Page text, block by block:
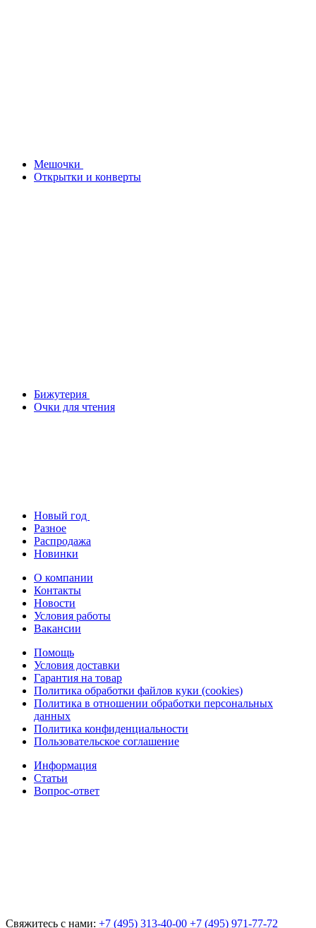
Мешочки
Открытки и конверты
Бижутерия
Очки для чтения
Новый год
Разное
Распродажа
Новинки
О компании
Контакты
Новости
Условия работы
Вакансии
Помощь
Условия доставки
Гарантия на товар
Политика обработки файлов куки (cookies)
Политика в отношении обработки персональных
данных
Политика конфиденциальности
Пользовательское соглашение
Информация
Статьи
Вопрос-ответ
Свяжитесь с нами: +7 (495) 313-40-00 +7 (495) 971-77-72